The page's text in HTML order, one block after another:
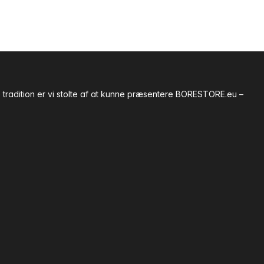
er vi stolte af at kunne præsentere BORESTORE.eu –